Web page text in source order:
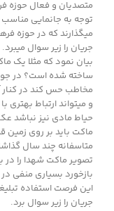
متصدیان و فعال حوزه
توجه به جانمایی
میگذارند که در حوزه
جریان را زیر سوال
بیان نمود که مثلا یک
ساخته شده است؟ در
مخاطب حس کند در کنار
و میتواند ارتباط
حیاط مادی نیز نباشد
ماکت باید بر روی زمین
متاسفانه چند سال
تصویر ماکت شهدا را در
بازخورد بسیاری منفی
این فرصت استفاده
جریان را زیر سوال برد.